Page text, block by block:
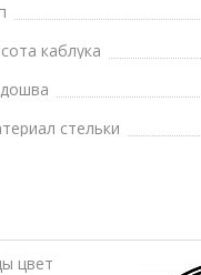
каблука
стельки
цвет